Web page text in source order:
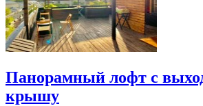
Панорамный лофт с
крышу